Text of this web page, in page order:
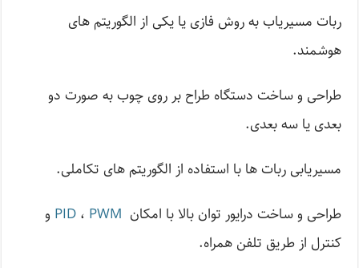
ربات مسیریاب به روش فازی یا یکی از الگوریتم های
هوشمند.
طراحی و ساخت دستگاه طراح بر روی چوب به صورت دو
بعدی یا سه بعدی.
مسیریابی ربات ها با استفاده از الگوریتم های تکاملی.
طراحی و ساخت درایور توان بالا با امکان
PID ، PWM
و
کنترل از طریق تلفن همراه.